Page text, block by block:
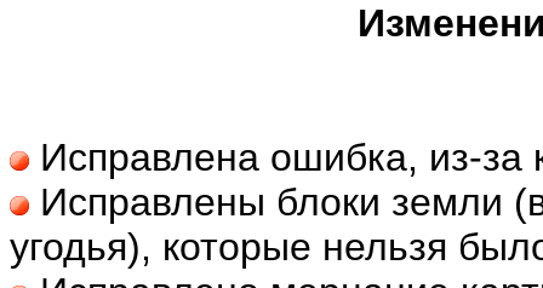
Исправлена ​​ошибка, из-за
Исправлены блоки земли
угодья), которые нельзя